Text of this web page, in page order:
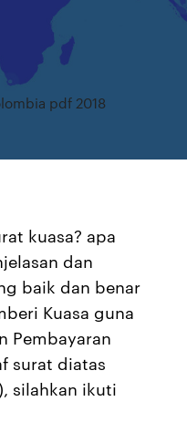
pdf 2018
kuasa? apa
dan
baik dan benar
Kuasa guna
Pembayaran
surat diatas
silahkan ikuti